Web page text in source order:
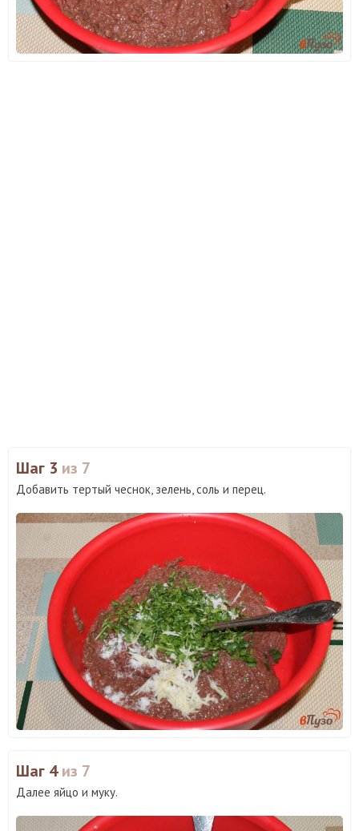
Шаг 3 из 7
Добавить тертый чеснок, зелень, соль и перец.
Шаг 4из 7
Далее яйцо и муку.